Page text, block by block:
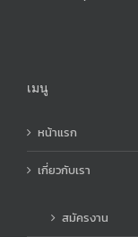
เมนู
หน้าแรก
เกี่ยวกับเรา
สมัครงาน